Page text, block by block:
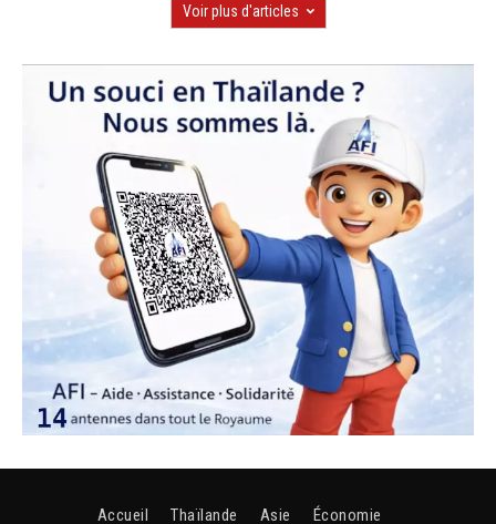
Voir plus d'articles
Accueil Thaïlande Asie Économie